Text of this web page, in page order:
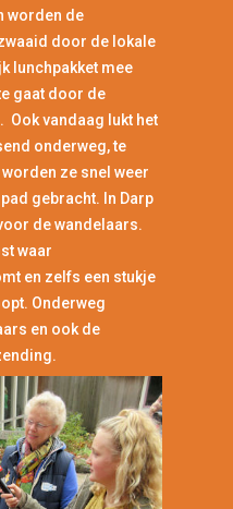
worden de
door de lokale
lunchpakket mee
gaat door de
Ook vandaag lukt het
onderweg, te
ze snel weer
gebracht. In Darp
de wandelaars.
waar
en zelfs een stukje
Onderweg
en ook de